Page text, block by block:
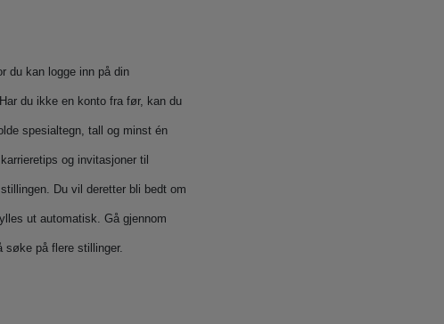
du kan logge inn på din
du ikke en konto fra før, kan du
spesialtegn, tall og minst én
og invitasjoner til
Du vil deretter bli bedt om
ut automatisk. Gå gjennom
søke på flere stillinger.